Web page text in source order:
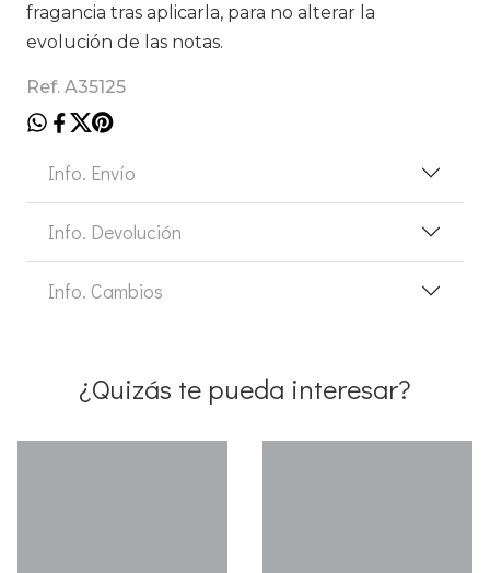
fragancia tras aplicarla, para no alterar la
evolución de las notas.
Ref. A35125
Info. Envío
Info. Devolución
Info. Cambios
¿Quizás te pueda interesar?